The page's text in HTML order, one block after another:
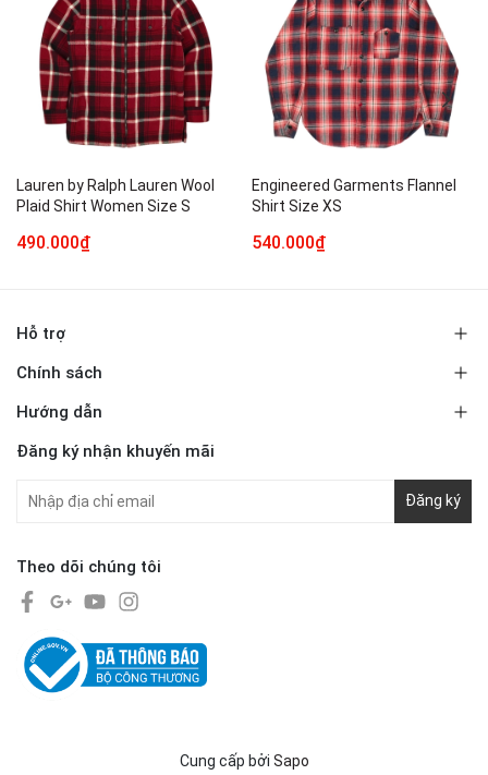
Lauren by Ralph Lauren Wool
Plaid Shirt Women Size S
490.000₫
Engineered Garments Flannel
Shirt Size XS
540.000₫
Hỗ trợ
Chính sách
Hướng dẫn
Đăng ký nhận khuyến mãi
Đăng ký
Theo dõi chúng tôi
Cung cấp bởi Sapo